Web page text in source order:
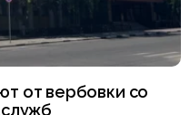
от вербовки со